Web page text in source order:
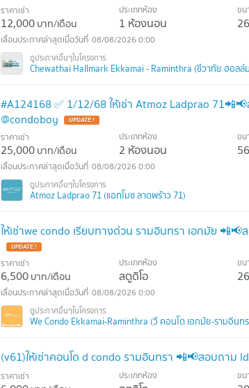
ราคาเช่า
12,000บาท/เดือน
ประเภทห้อง
1 ห้องนอน
ข
08/08/2026 0:00
Chewathai Hallmark Ekkamai - Raminthra (ชีวาทัย ฮอลล์
#A124168 ✅ 1/12/68 ให้เช่า Atmoz Ladprao
@condoboy
UPDATE !
ราคาเช่า
25,000บาท/เดือน
ประเภทห้อง
2 ห้องนอน
ข
08/08/2026 0:00
Atmoz Ladprao 71 (แอทโมซ ลาดพร้าว 71)
ให้เช่าwe condo เรียบทางด่วน รามอินทรา เอกมัย
UPDATE !
ราคาเช่า
6,500บาท/เดือน
ประเภทห้อง
สตูดิโอ
ข
08/08/2026 0:00
We Condo Ekkamai-Raminthra (วี คอนโด เอกมัย-รามอินท
(v61)ให้เช่าคอนโด d condo รามอินทรา 📲📢สอบถาม
ราคาเช่า ประเภทห้อง ข